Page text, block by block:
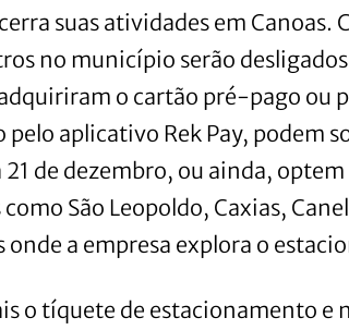
suas atividades em Canoas.
no município serão desligados
o cartão pré-pago ou
aplicativo Rek Pay, podem
21 de dezembro, ou ainda,
São Leopoldo, Caxias,
onde a empresa explora o
o tíquete de estacionamento e